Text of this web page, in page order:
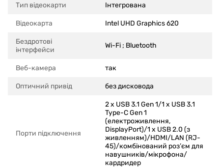
Тип відеокарти Інтегрована
Відеокарта Intel UHD Graphics 620
Бездротові
інтерфейси
Wi-Fi ; Bluetooth
Веб-камера так
Оптичний привід без дисковода
Порти підключення
2 x USB 3.1 Gen 1/1 x USB 3.1
Type-C Gen 1
(електроживлення,
DisplayPort)/1 x USB 2.0 (з
живленням)/HDMI/LAN (RJ-
45)/комбінований роз’єм для
навушників/мікрофона/
кардридер